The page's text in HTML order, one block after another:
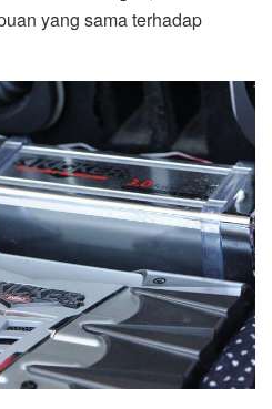
yang sama terhadap